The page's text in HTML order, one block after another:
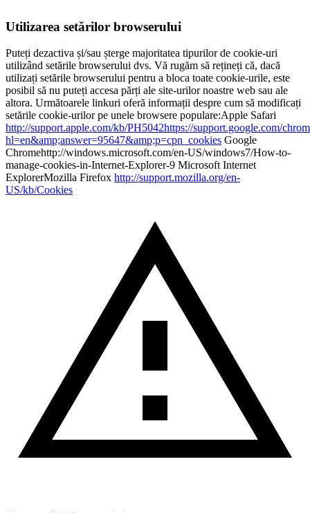
Utilizarea setărilor browserului
Puteți dezactiva și/sau șterge majoritatea tipurilor de cookie-uri
utilizând setările browserului dvs. Vă rugăm să rețineți că, dacă
utilizați setările browserului pentru a bloca toate cookie-urile, este
posibil să nu puteți accesa părți ale site-urilor noastre web sau ale
altora. Următoarele linkuri oferă informații despre cum să modificați
setările cookie-urilor pe unele browsere populare:Apple Safari
http://support.apple.com/kb/PH5042https://support.google.com/
hl=en&amp;answer=95647&amp;p=cpn_cookies Google
Chromehttp://windows.microsoft.com/en-US/windows7/How-to-
manage-cookies-in-Internet-Explorer-9 Microsoft Internet
ExplorerMozilla Firefox http://support.mozilla.org/en-
US/kb/Cookies